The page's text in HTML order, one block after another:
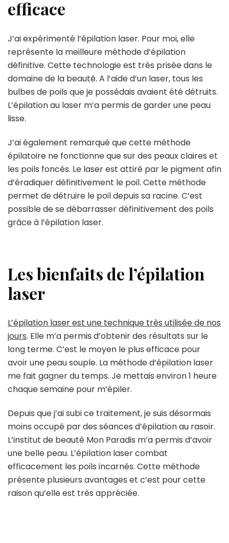
efficace
J’ai expérimenté l’épilation laser. Pour moi, elle
représente la meilleure méthode d’épilation
définitive. Cette technologie est très prisée dans le
domaine de la beauté. A l’aide d’un laser, tous les
bulbes de poils que je possédais avaient été détruits.
L’épilation au laser m’a permis de garder une peau
lisse.
J’ai également remarqué que cette méthode
épilatoire ne fonctionne que sur des peaux claires et
les poils foncés. Le laser est attiré par le pigment afin
d’éradiquer définitivement le poil. Cette méthode
permet de détruire le poil depuis sa racine. C’est
possible de se débarrasser définitivement des poils
grâce à l’épilation laser.
Les bienfaits de l’épilation
laser
L’épilation laser est une technique très utilisée de nos
jours. Elle m’a permis d’obtenir des résultats sur le
long terme. C’est le moyen le plus efficace pour
avoir une peau souple. La méthode d’épilation laser
me fait gagner du temps. Je mettais environ 1 heure
chaque semaine pour m’épiler.
Depuis que j’ai subi ce traitement, je suis désormais
moins occupé par des séances d’épilation au rasoir.
L’institut de beauté Mon Paradis m’a permis d’avoir
une belle peau. L’épilation laser combat
efficacement les poils incarnés. Cette méthode
présente plusieurs avantages et c’est pour cette
raison qu’elle est très appréciée.